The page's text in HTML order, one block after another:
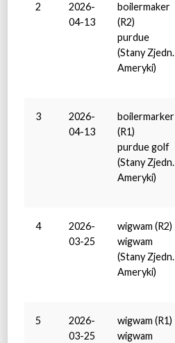
2
2026-
04-13
boilermaker
(R2)
purdue
(Stany Zjedn.
Ameryki)
3
2026-
04-13
boilermarker
(R1)
purdue golf
(Stany Zjedn.
Ameryki)
4
2026-
03-25
wigwam (R2)
wigwam
(Stany Zjedn.
Ameryki)
5
2026-
03-25
wigwam (R1)
wigwam